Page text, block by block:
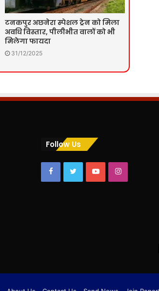
टनकपुर अछनेरा स्पेशल ट्रेन को मिला
अवधि विस्तार, पीलीभीत वालों को भी
मिलेगा फायदा
31/12/2025
Follow Us
FacebookTwitterYouTubeInstagram